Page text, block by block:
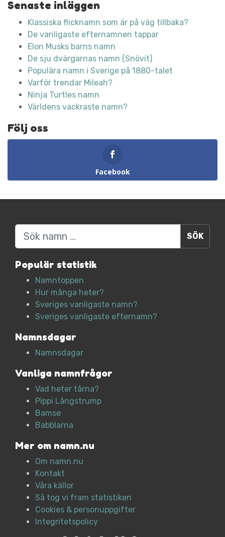
Senaste inläggen
Klassiska flicknamn som är på väg tillbaka?
De vanligaste efternamnen tappar
Elon Musks barns namn
De sju dvärgarnas namn (Snövit)
Populära namn i Sverige på 1880-talet
Varför trendar Mileah?
Ninja Turtles namn
Världens vackraste namn?
Följ oss
Facebook
Sök
Populär statistik
Namntoppen
Hur många heter?
Sveriges vanligaste namn?
Sveriges vanligaste efternamn?
Namnsdagar
Namnsdagar
Vanliga namnfrågor
Vad heter tårna?
Pippi Långstrump
Bamse
Babblarna
Mer om namn.nu
Om namn.nu
Kontakt
Våra källor
Så tog vi fram statistiken
Cookies & personuppgifter
Integritetspolicy